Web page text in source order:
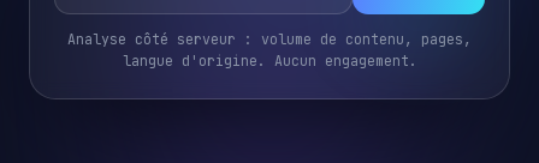
Analyse côté serveur : volume de contenu, pages,
langue d'origine. Aucun engagement.